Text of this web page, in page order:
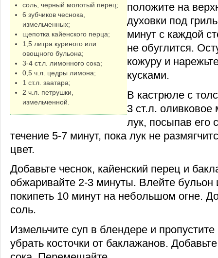
соль, черный молотый перец;
6 зубчиков чеснока,
измельченных;
щепотка кайенского перца;
1,5 литра куриного или
овощного бульона;
3-4 ст.л. лимонного сока;
0,5 ч.л. цедры лимона;
1 ст.л. заатара;
2 ч.л. петрушки,
измельченной.
положите на
духовки под
минут с каждой
не обуглится.
кожуру и
кусками.
В кастрюле с
3 ст.л.
лук, посыпав его
течение 5-7 минут, пока лук не
цвет.
Добавьте чеснок, кайенский перец и
обжаривайте 2-3 минуты. Влейте бульон
покипеть 10 минут на небольшом огне.
соль.
Измельчите суп в блендере и
убрать косточки от баклажанов.